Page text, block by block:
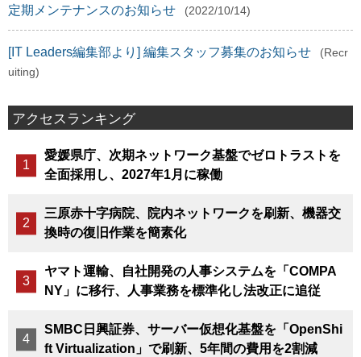
定期メンテナンスのお知らせ (2022/10/14)
[IT Leaders編集部より] 編集スタッフ募集のお知らせ
(Recr
uiting)
アクセスランキング
愛媛県庁、次期ネットワーク基盤でゼロトラストを
全面採用し、2027年1月に稼働
三原赤十字病院、院内ネットワークを刷新、機器交
換時の復旧作業を簡素化
ヤマト運輸、自社開発の人事システムを「COMPA
NY」に移行、人事業務を標準化し法改正に追従
SMBC日興証券、サーバー仮想化基盤を「OpenShi
ft Virtualization」で刷新、5年間の費用を2割減